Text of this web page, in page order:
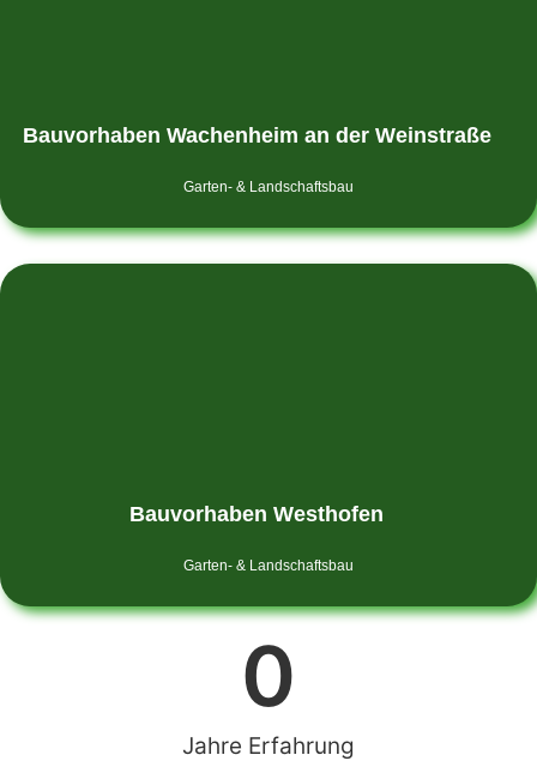
Bauvorhaben Wachenheim an der Weinstraße
Garten- & Landschaftsbau
Bauvorhaben Westhofen
Garten- & Landschaftsbau
Jahre Erfahrung
0